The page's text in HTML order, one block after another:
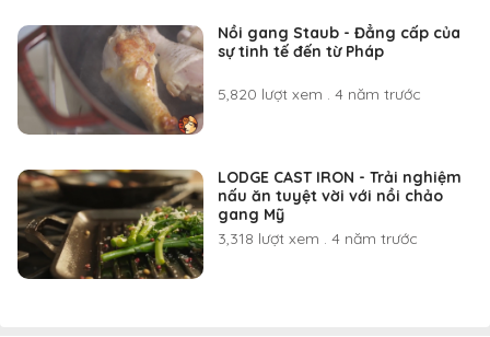
Nồi gang Staub - Đẳng cấp của
sự tinh tế đến từ Pháp
5,820 lượt xem . 4 năm trước
LODGE CAST IRON - Trải nghiệm
nấu ăn tuyệt vời với nồi chảo
gang Mỹ
3,318 lượt xem . 4 năm trước